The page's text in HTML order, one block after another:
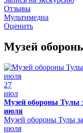
Отзывы
Мультимедиа
Оценить
Музей
27
июл
Музей обороны Тулы
июля
Музей обороны Тулы
июля